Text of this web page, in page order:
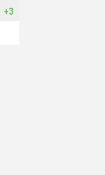
+3